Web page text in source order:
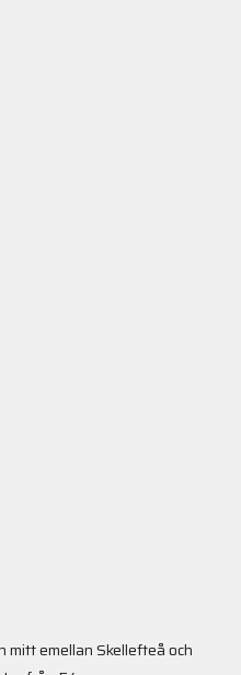
mitt emellan Skellefteå och